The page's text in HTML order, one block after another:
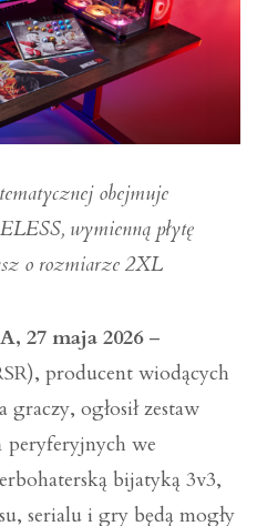
obejmuje
wymienną płytę
o rozmiarze 2XL
27 maja 2026–
producent wiodących
ogłosił zestaw
peryferyjnych we
bijatyką 3v3,
serialu i gry będą mogły